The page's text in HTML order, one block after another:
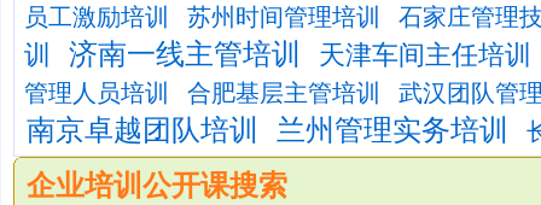
员工激励培训
苏州时间管理培训 石家庄管理
训 济南一线主管培训 天津车间主任培训
管理人员培训 合肥基层主管培训 武汉团队管
南京卓越团队培训 兰州管理实务培训
企业培训公开课搜索